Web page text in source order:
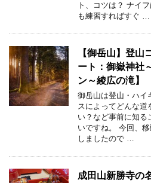
ト、コツは？ ナイ
も練習すればすぐ …
【御岳山】登山
ート：御嶽神社
ン～綾広の滝】
御岳山は登山・ハイ
スによってどんな道
い？など事前に知る
いですね。 今回、
しましたので …
成田山新勝寺の